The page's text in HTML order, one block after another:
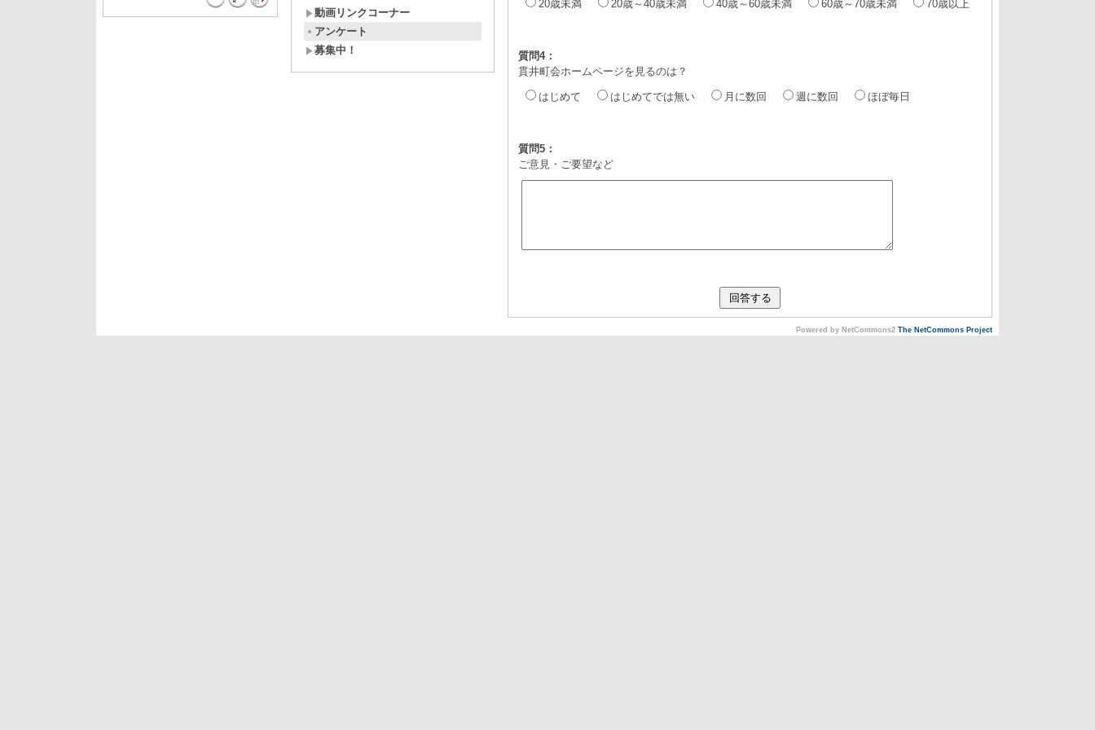
動画リンクコーナー
アンケート
募集中！
20歳未満 20歳～40歳未満 40歳～60歳未満 60歳～70歳未満 70歳以上
質問4：
貫井町会ホームページを見るのは？
はじめて はじめてでは無い 月に数回 週に数回 ほぼ毎日
質問5：
ご意見・ご要望など
Powered by NetCommons2 The NetCommons Project